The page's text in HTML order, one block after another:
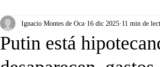
Putin está
Ignacio Montes de Oca 16 dic 2025 11 min de